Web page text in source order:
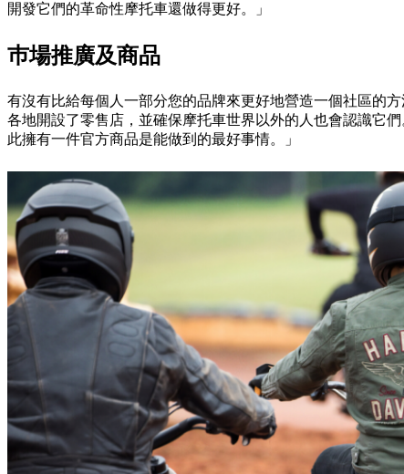
開發它們的革命性摩托車還做得更好。」
巿場推廣及商品
有沒有比給每個人一部分您的品牌來更好地營造一個社區的
各地開設了零售店，並確保摩托車世界以外的人也會認識它
此擁有一件官方商品是能做到的最好事情。」